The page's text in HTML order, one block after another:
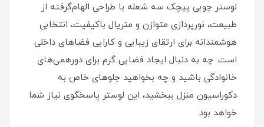
لوستر چوبی پیچک سه شعله با طراحی الهام‌گرفته از
طبیعت، نورپردازی متوازن و متریال باکیفیت، انتخابی
هوشمندانه برای ارتقای زیبایی و کارایی فضاهای داخلی
است. چه به دنبال ایجاد فضایی گرم برای دورهمی‌های
خانوادگی باشید و چه بخواهید جلوهای خاص به
دکوراسیون منزل ببخشید، این لوستر پاسخگوی نیاز شما
خواهد بود.